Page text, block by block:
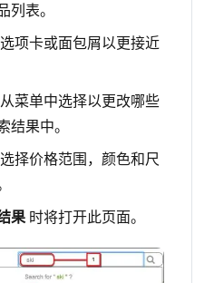
列表。
项卡或面包屑以更接近
菜单中选择以更改哪些
结果中。
择价格范围，颜色和尺
果 时将打开此页面。